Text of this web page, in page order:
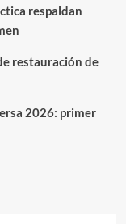
respaldan
restauración de
2026: primer